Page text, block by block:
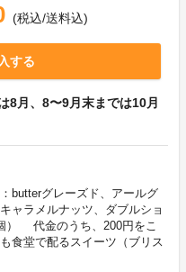
(税込/送料込)
する
8月、8〜9月末までは10月
グレーズド、アールグ
ャラメルナッツ、ダブルショ
） 代金のうち、200円をこ
食堂で配るスイーツ（ブリス